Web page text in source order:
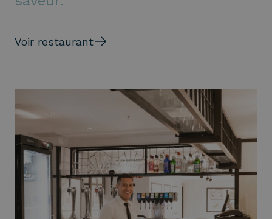
Voir restaurant